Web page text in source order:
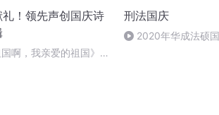
礼！领先声创国庆诗
国啊，我亲爱的祖国》温
刑法国庆
2020年华成法硕